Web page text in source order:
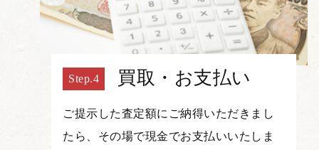
買取・お支払い
ご提示した査定額にご納得いただきまし
たら、その場で現金でお支払いいたしま